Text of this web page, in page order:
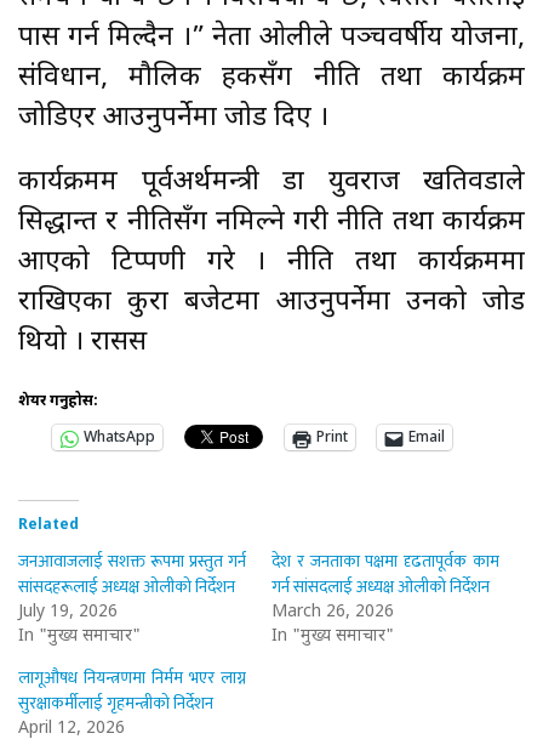
पास गर्न मिल्दैन ।” नेता ओलीले पञ्चवर्षीय योजना,
संविधान, मौलिक हकसँग नीति तथा कार्यक्रम
जोडिएर आउनुपर्नेमा जोड दिए ।
कार्यक्रमम पूर्वअर्थमन्त्री डा युवराज खतिवडाले
सिद्धान्त र नीतिसँग नमिल्ने गरी नीति तथा कार्यक्रम
आएको टिप्पणी गरे । नीति तथा कार्यक्रममा
राखिएका कुरा बजेटमा आउनुपर्नेमा उनको जोड
थियो । रासस
शेयर गर्नुहोस:
WhatsApp
Print Email
Related
जनआवाजलाई सशक्त रूपमा प्रस्तुत गर्न
सांसदहरूलाई अध्यक्ष ओलीको निर्देशन
July 19, 2026
In "मुख्य समाचार"
देश र जनताका पक्षमा दृढतापूर्वक काम
गर्न सांसदलाई अध्यक्ष ओलीको निर्देशन
March 26, 2026
In "मुख्य समाचार"
लागूऔषध नियन्त्रणमा निर्मम भएर लाग्न
सुरक्षाकर्मीलाई गृहमन्त्रीको निर्देशन
April 12, 2026